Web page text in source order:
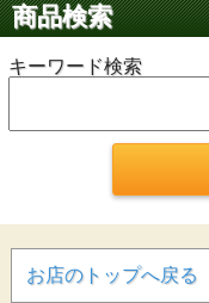
商品検索
キーワード検索
お店のトップへ戻る